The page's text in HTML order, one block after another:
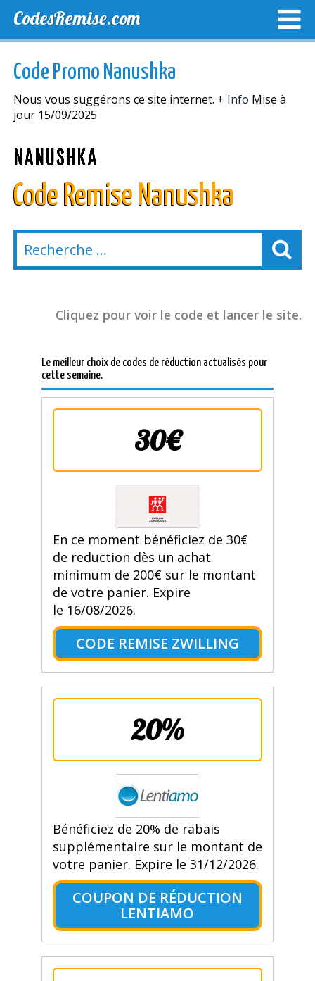
CodesRemise.com
NOUVELLES MAGASINS
Code Promo Nanushka
Nous vous suggérons ce site internet. + Info Mise à
jour 15/09/2025
Code Remise Nanushka
Cliquez pour voir le code et lancer le site.
Le meilleur choix de codes de réduction actualisés pour
cette semaine.
30€
En ce moment bénéficiez de 30€
de reduction dès un achat
minimum de 200€ sur le montant
de votre panier. Expire
le 16/08/2026.
CODE REMISE ZWILLING
20%
Bénéficiez de 20% de rabais
supplémentaire sur le montant de
votre panier. Expire le 31/12/2026.
COUPON DE RÉDUCTION
LENTIAMO